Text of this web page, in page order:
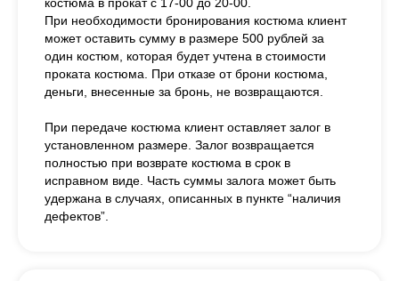
При необходимости бронирования костюма клиент
может оставить сумму в размере 500 рублей за
один костюм, которая будет учтена в стоимости
проката костюма. При отказе от брони костюма,
деньги, внесенные за бронь, не возвращаются.
При передаче костюма клиент оставляет залог в
установленном размере. Залог возвращается
полностью при возврате костюма в срок в
исправном виде. Часть суммы залога может быть
удержана в случаях, описанных в пункте “наличия
дефектов”.